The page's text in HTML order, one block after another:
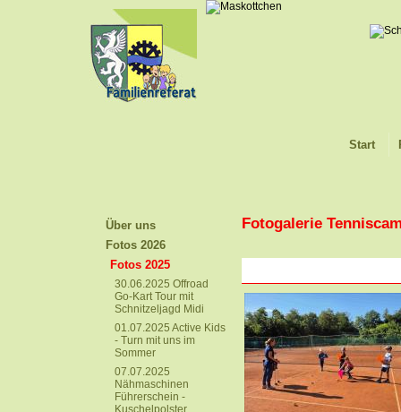
Start
Über uns
Fotos 2026
Fotos 2025
30.06.2025 Offroad
Go-Kart Tour mit
Schnitzeljagd Midi
01.07.2025 Active Kids
- Turn mit uns im
Sommer
07.07.2025
Nähmaschinen
Führerschein -
Kuschelpolster
Fotogalerie